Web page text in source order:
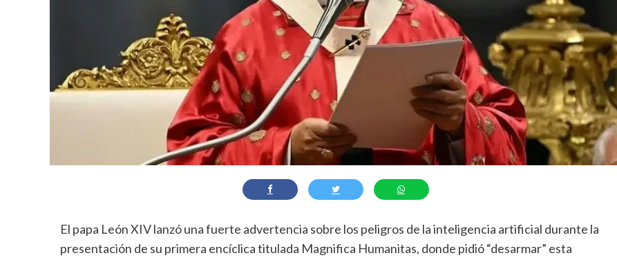
El papa León XIV lanzó una fuerte advertencia sobre los peligros de la inteligencia artificial durante la
presentación de su primera encíclica titulada Magnifica Humanitas, donde pidió “desarmar” esta